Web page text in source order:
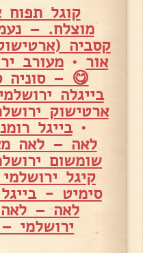
קוגל תפוח
מוצלח. –
קסביה
אור • מעורב
😋 – סוניה
בייגלה
ארטישוק
•בייגל
לאה – לאה
שומשום
קיגל
סימיט -
לאה –
ירושלמי